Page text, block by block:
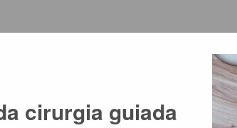
cirurgia guiada